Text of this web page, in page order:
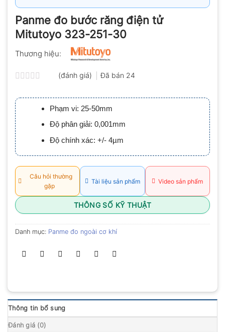
Panme đo bước răng điện tử
Mitutoyo 323-251-30
Thương hiệu:
xếp
hạng
0.0
5
sao
(đánh giá) Đã bán 24
Phạm vi: 25-50mm
Độ phân giải: 0,001mm
Độ chính xác: +/- 4µm
Câu hỏi thường
gặp
Tài liệu sản phẩm Video sản phẩm
THÔNG SỐ KỸ THUẬT
Danh mục: Panme đo ngoài cơ khí
Thông tin bổ sung
Đánh giá (0)